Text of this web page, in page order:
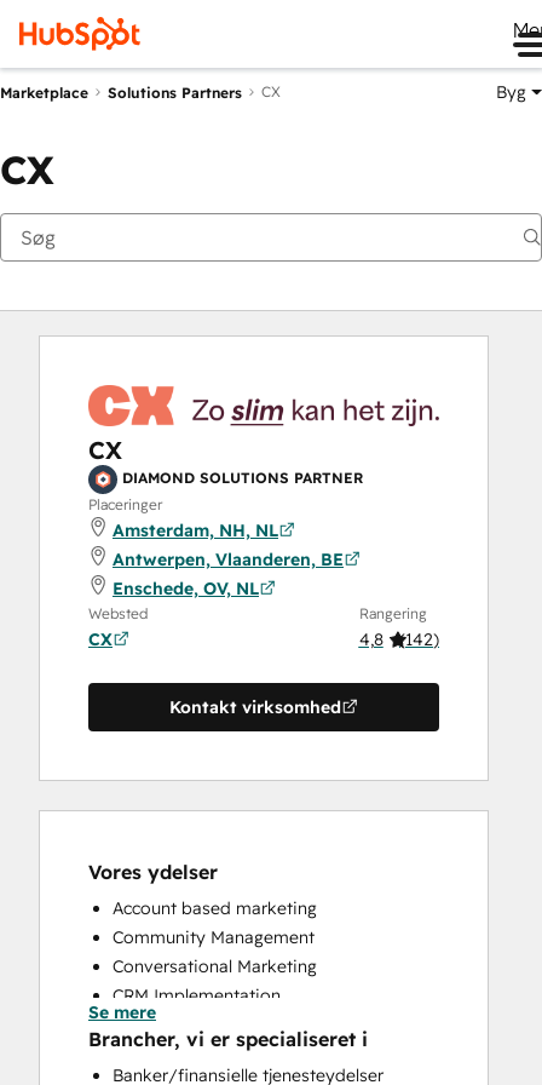
Marketplace Solutions Partners CX Byg
CX
CX
DIAMOND SOLUTIONS PARTNER
Placeringer
Amsterdam, NH, NL
Antwerpen, Vlaanderen, BE
Enschede, OV, NL
Websted
CX
Rangering
4,8 (142)
Kontakt virksomhed
Vores ydelser
Account based marketing
Community Management
Conversational Marketing
CRM Implementation
CRM Migration
Custom API Integrations
Se mere
Brancher, vi er specialiseret i
Banker/finansielle tjenesteydelser